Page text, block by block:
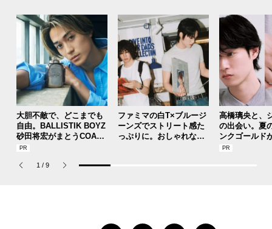
大胆不敵で、どこまでも
自由。BALLISTIK BOYZ
砂田将宏がまとうCOACH
の新作フレグランス「コ
パルファム」
ファミマの白T×ブルージ
ーンズでストリート感た
っぷりに。おしゃれな人
高橋璃央と、
の出会い。夏
ンクゴールド
SUMMER
1 / 9